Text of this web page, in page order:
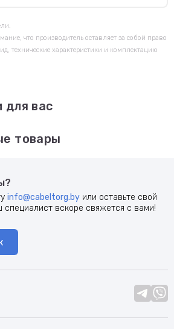
что производитель оставляет за собой право
технические характеристики и комплектацию
для вас
товары
info@cabeltorg.by или оставьте свой
вскоре свяжется с вами!